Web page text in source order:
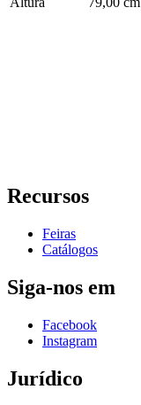
Recursos
Feiras
Catálogos
Siga-nos em
Facebook
Instagram
Jurídico